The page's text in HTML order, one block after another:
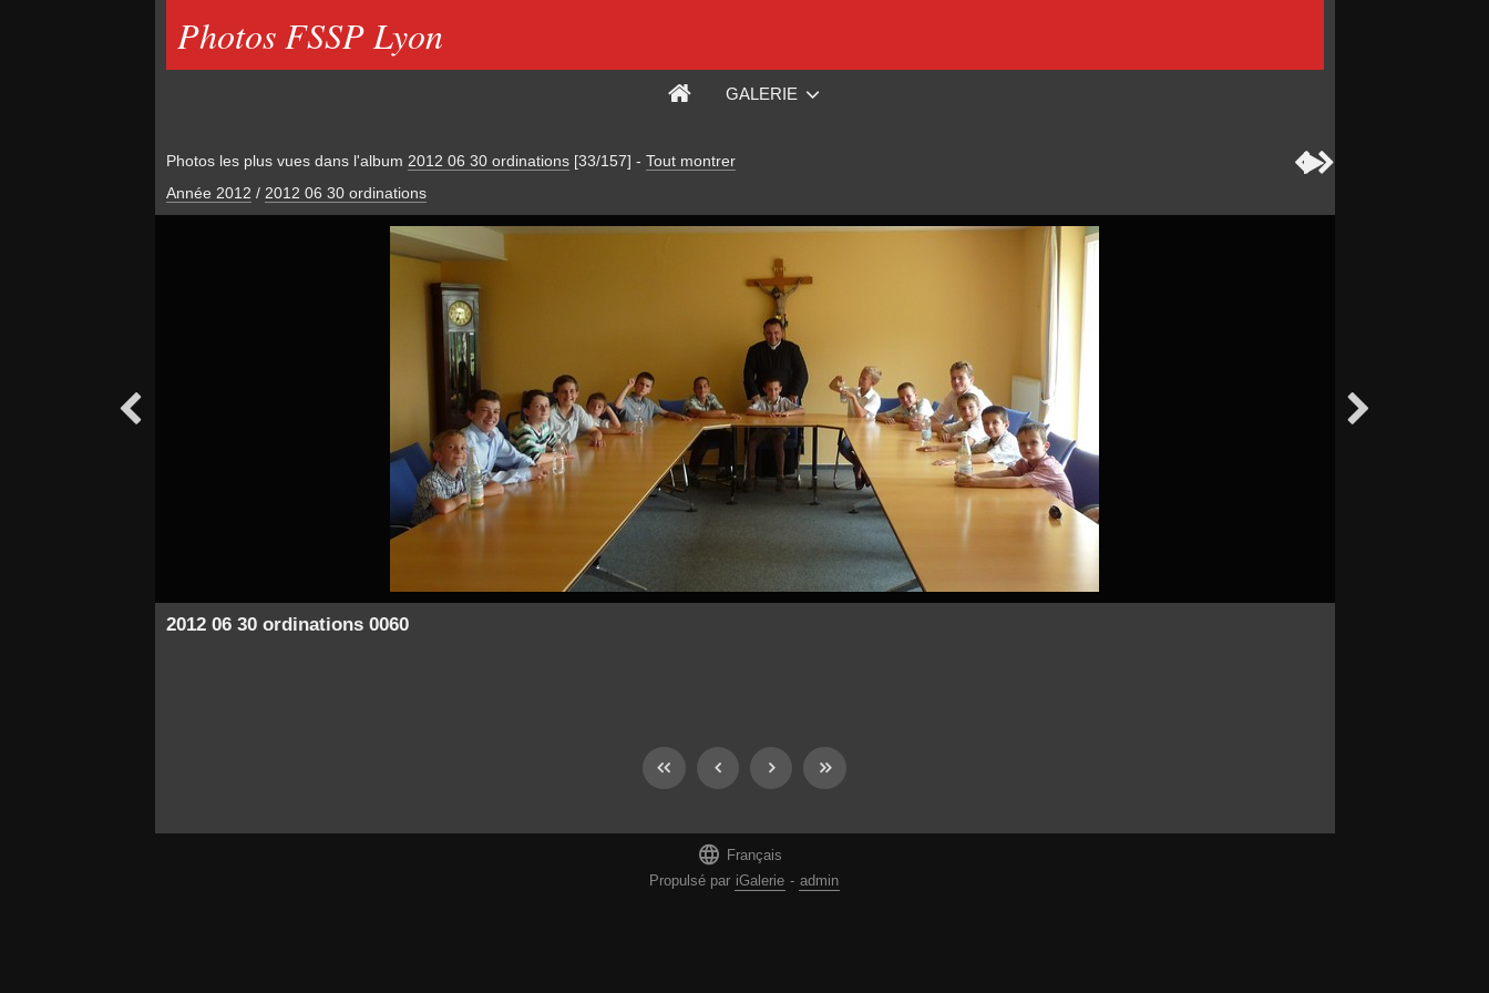
Photos FSSP Lyon
GALERIE
Photos les plus vues dans l'album 2012 06 30 ordinations [33/157] - Tout montrer
Année 2012 / 2012 06 30 ordinations

 
2012 06 30 ordinations 0060
 Français
Propulsé par iGalerie - admin